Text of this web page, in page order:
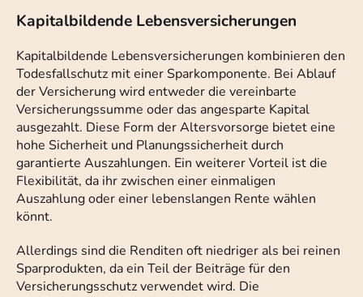
Kapitalbildende Lebensversicherungen
Kapitalbildende Lebensversicherungen kombinieren den
Todesfallschutz mit einer Sparkomponente. Bei Ablauf
der Versicherung wird entweder die vereinbarte
Versicherungssumme oder das angesparte Kapital
ausgezahlt. Diese Form der Altersvorsorge bietet eine
hohe Sicherheit und Planungssicherheit durch
garantierte Auszahlungen. Ein weiterer Vorteil ist die
Flexibilität, da ihr zwischen einer einmaligen
Auszahlung oder einer lebenslangen Rente wählen
könnt.
Allerdings sind die Renditen oft niedriger als bei reinen
Sparprodukten, da ein Teil der Beiträge für den
Versicherungsschutz verwendet wird. Die